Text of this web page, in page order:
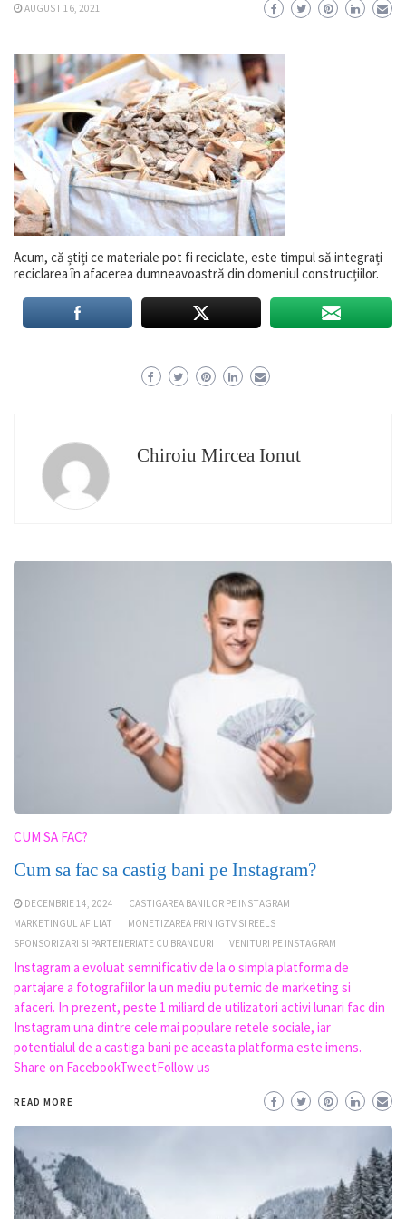
AUGUST 16, 2021
Acum, că știți ce materiale pot fi reciclate, este timpul să integrați
reciclarea în afacerea dumneavoastră din domeniul construcțiilor.
Chiroiu Mircea Ionut
CUM SA FAC?
Cum sa fac sa castig bani pe Instagram?
DECEMBRIE 14, 2024
CASTIGAREA BANILOR PE INSTAGRAM
MARKETINGUL AFILIAT
MONETIZAREA PRIN IGTV SI REELS
SPONSORIZARI SI PARTENERIATE CU BRANDURI
VENITURI PE INSTAGRAM
Instagram a evoluat semnificativ de la o simpla platforma de
partajare a fotografiilor la un mediu puternic de marketing si
afaceri. In prezent, peste 1 miliard de utilizatori activi lunari fac din
Instagram una dintre cele mai populare retele sociale, iar
potentialul de a castiga bani pe aceasta platforma este imens.
Share on FacebookTweetFollow us
READ MORE